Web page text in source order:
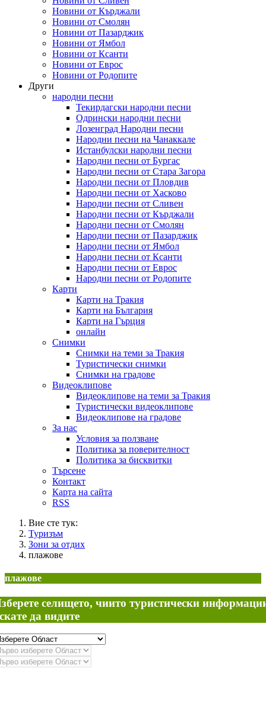
Новини от Кърджали
Новини от Смолян
Новини от Пазарджик
Новини от Ямбол
Новини от Ксанти
Новини от Еврос
Новини от Родопите
Други
народни песни
Текирдагски народни песни
Одрински народни песни
Лозенград Народни песни
Народни песни на Чанаккале
Истанбулски народни песни
Народни песни от Бургас
Народни песни от Стара Загора
Народни песни от Пловдив
Народни песни от Хасково
Народни песни от Сливен
Народни песни от Кърджали
Народни песни от Смолян
Народни песни от Пазарджик
Народни песни от Ямбол
Народни песни от Ксанти
Народни песни от Еврос
Народни песни от Родопите
Карти
Карти на Тракия
Карти на България
Карти на Гърция
онлайн
Снимки
Снимки на теми за Тракия
Туристически снимки
Снимки на градове
Видеоклипове
Видеоклипове на теми за Тракия
Туристически видеоклипове
Видеоклипове на градове
За нас
Условия за ползване
Политика за поверителност
Политика за бисквитки
Търсене
Контакт
Карта на сайта
RSS
Вие сте тук:
Туризъм
Зони за отдих
плажове
плажове
селището, чиито туристически
да видите